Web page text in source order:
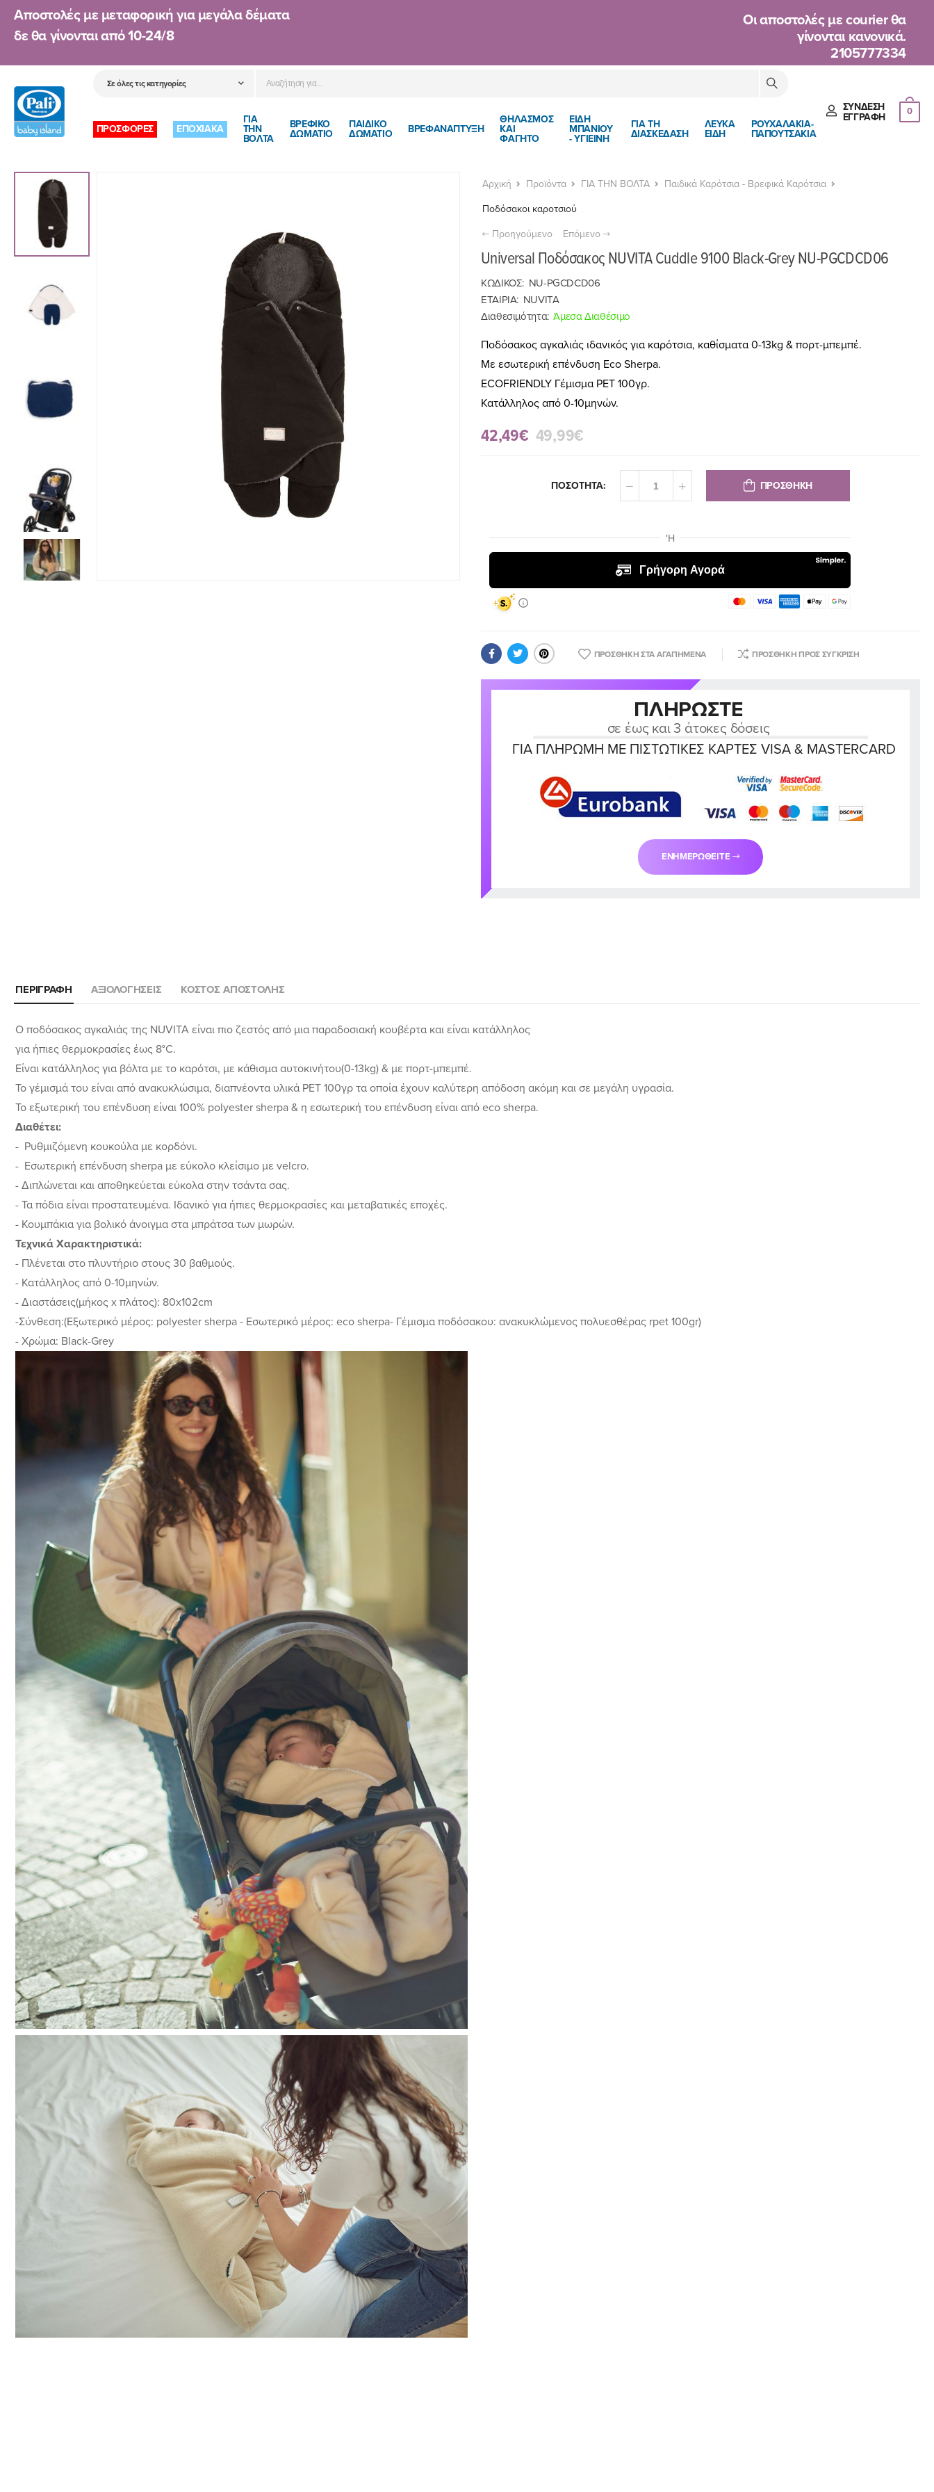
Αποστολές με μεταφορική για μεγάλα δέματα
δε θα γίνονται από10-24/8
Oι αποστολές με courier θα
γίνονται κανονικά.
2105777334
ΠΡΟΣΦΟΡΕΣ ΕΠΟΧΙΑΚΑ
ΓΙΑ
ΤΗΝ
ΒΟΛΤΑ
ΒΡΕΦΙΚΟ
ΔΩΜΑΤΙΟ
ΠΑΙΔΙΚΌ
ΔΩΜΆΤΙΟ
ΒΡΕΦΑΝΑΠΤΥΞΗ
ΘΗΛΑΣΜΟΣ
ΚΑΙ
ΦΑΓΗΤΟ
ΕΙΔΗ
ΜΠΑΝΙΟΥ
- ΥΓΙΕΙΝΗ
ΓΙΑ ΤΗ
ΔΙΑΣΚΕΔΑΣΗ
ΛΕΥΚΑ
ΕΙΔΗ
ΡΟΥΧΑΛΑΚΙΑ-
ΠΑΠΟΥΤΣΑΚΙΑ
ΣΎΝΔΕΣΗ
ΈΓΓΡΑΦΉ
0
Αρχική Προϊόντα ΓΙΑ ΤΗΝ ΒΟΛΤΑ Παιδικά Καρότσια - Βρεφικά Καρότσια
Ποδόσακοι καροτσιού
Προηγούμενο Επόμενο
Universal Ποδόσακος NUVITA Cuddle 9100 Black-Grey NU-PGCDCD06
ΚΩΔΙΚΟΣ: NU-PGCDCD06
ΕΤΑΙΡΙΑ: NUVITA
Διαθεσιμότητα: Άμεσα Διαθέσιμο
Ποδόσακος αγκαλιάς ιδανικός για καρότσια, καθίσματα 0-13kg & πορτ-μπεμπέ.
Mε εσωτερική επένδυση Eco Sherpa.
ΕCOFRIENDLY Γέμισμα PET 100γρ.
Κατάλληλος από 0-10μηνών.
42,49€ 49,99€
ΠΟΣΟΤΗΤΑ: ΠΡΟΣΘΗΚΗ
ΠΡΟΣΘΉΚΗ ΣΤΑ ΑΓΑΠΗΜΈΝΑ ΠΡΟΣΘΉΚΗ ΠΡΟΣ ΣΎΓΚΡΙΣΗ
ΠΛΗΡΏΣΤΕ
σε έως και 3 άτοκες δόσεις
ΓΙΑ ΠΛΗΡΩΜΉ ΜΕ ΠΙΣΤΩΤΙΚΈΣ ΚΆΡΤΕΣ VISA & MASTERCARD
ΕΝΗΜΕΡΩΘΕΊΤΕ
ΠΕΡΙΓΡΑΦΉ ΑΞΙΟΛΟΓΉΣΕΙΣ ΚΌΣΤΟΣ ΑΠΟΣΤΟΛΉΣ
Ο ποδόσακος αγκαλιάς της NUVITA είναι πιο ζεστός από μια παραδοσιακή κουβέρτα και είναι κατάλληλος
για ήπιες θερμοκρασίες έως 8°C.
Είναι κατάλληλος για βόλτα με το καρότσι, με κάθισμα αυτοκινήτου(0-13kg) & με πορτ-μπεμπέ.
Το γέμισμά του είναι από ανακυκλώσιμα, διαπνέοντα υλικά PET 100γρ τα οποία έχουν καλύτερη απόδοση ακόμη και σε μεγάλη υγρασία.
Το εξωτερική του επένδυση είναι 100% polyester sherpa & η εσωτερική του επένδυση είναι από eco sherpa.
Διαθέτει:
- Ρυθμιζόμενη κουκούλα με κορδόνι.
- Εσωτερική επένδυση sherpa με εύκολο κλείσιμο με velcro.
- Διπλώνεται και αποθηκεύεται εύκολα στην τσάντα σας.
- Τα πόδια είναι προστατευμένα. Iδανικό για ήπιες θερμοκρασίες και μεταβατικές εποχές.
- Κουμπάκια για βολικό άνοιγμα στα μπράτσα των μωρών.
Τεχνικά Χαρακτηριστικά:
- Πλένεται στο πλυντήριο στους 30 βαθμούς.
- Κατάλληλος από 0-10μηνών.
- Διαστάσεις(μήκος x πλάτος): 80x102cm
-Σύνθεση:(Εξωτερικό μέρος: polyester sherpa - Εσωτερικό μέρος: eco sherpa- Γέμισμα ποδόσακου: ανακυκλώμενος πολυεσθέρας rpet 100gr)
- Χρώμα: Black-Grey